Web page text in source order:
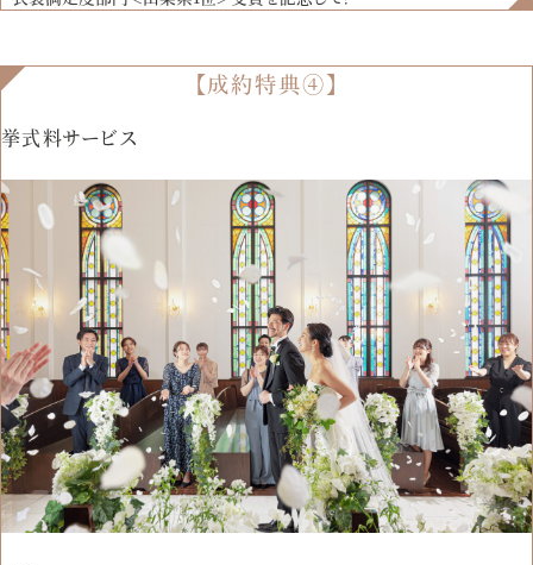
【成約特典④】
挙式料サービス